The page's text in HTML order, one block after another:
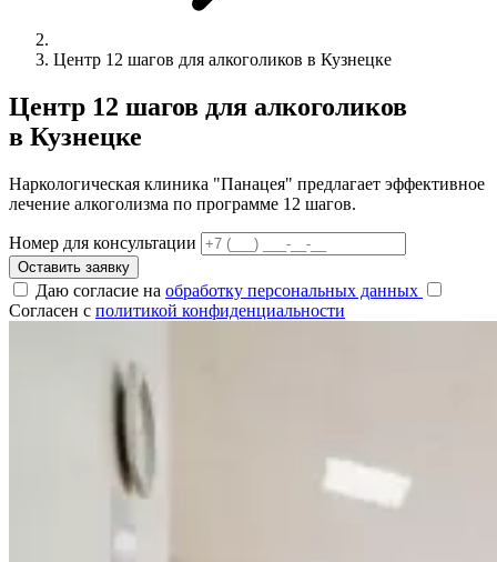
Центр 12 шагов для алкоголиков в Кузнецке
Центр 12 шагов для алкоголиков
в Кузнецке
Наркологическая клиника "Панацея" предлагает эффективное
лечение алкоголизма по программе 12 шагов.
Номер для консультации
Оставить заявку
Даю согласие на обработку персональных данных
Согласен с политикой конфиденциальности